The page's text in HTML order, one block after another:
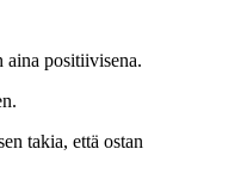
aina positiivisena.
takia, että ostan